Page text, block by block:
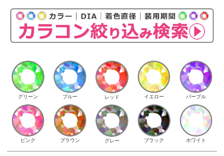
グリーン ブルー レッド イエロー パープル
ピンク ブラウン グレー ブラック ホワイト